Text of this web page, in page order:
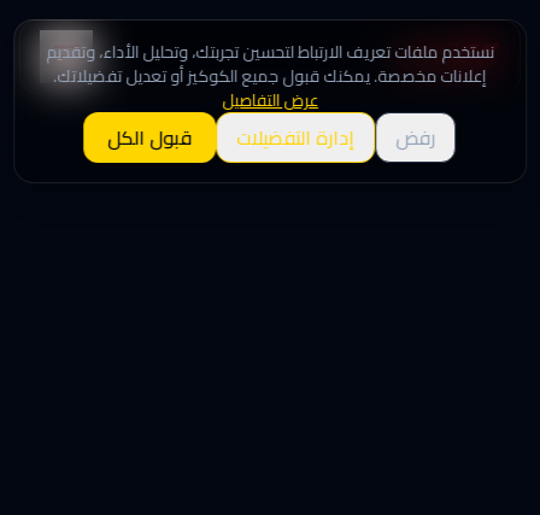
نستخدم ملفات تعريف الارتباط لتحسين تجربتك، وتحليل الأداء، وتقديم
إعلانات مخصصة. يمكنك قبول جميع الكوكيز أو تعديل تفضيلاتك.
عرض التفاصيل
رفض إدارة التفضيلات قبول الكل